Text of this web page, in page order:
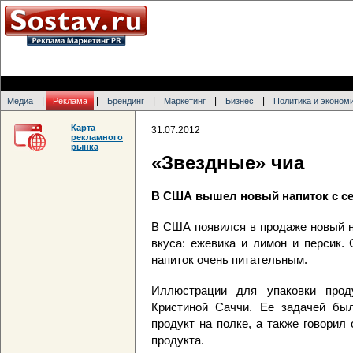
Медиа Реклама Брендинг Маркетинг Бизнес Политика и
31.07.2012
«Звездные» чиа
В США вышел новый напиток с
В США появился в продаже новый
вкуса: ежевика и лимон и персик.
напиток очень питательным.
Иллюстрации для упаковки
Кристиной Саччи. Ее задачей
продукт на полке, а также говорил
продукта.
Карта
рекламного
рынка